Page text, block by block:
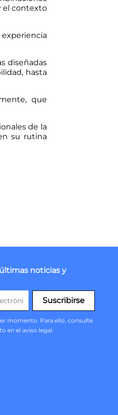
el contexto
diseñadas
hasta
que
de la
su rutina
noticias y
momento. Para ello, consulte
en el aviso legal.